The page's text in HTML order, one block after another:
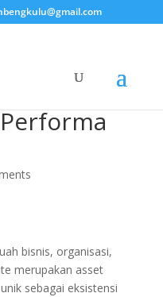
bisnis, organisasi,
merupakan asset
sebagai eksistensi